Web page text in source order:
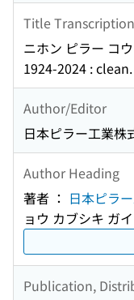
Title Transcription
ニホン ピラー コ
1924-2024 :
Author/Editor
日本ピラー工業株
Author Heading
著者 ： 日本ピラ
ョウ カブシキ ガ
Publication,